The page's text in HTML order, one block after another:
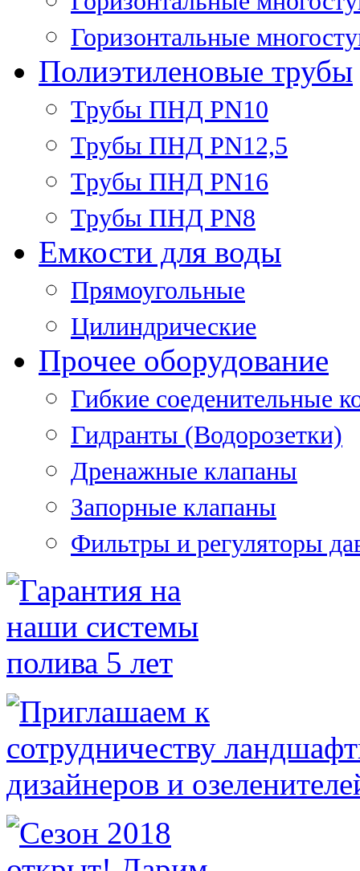
Горизонтальные
Полиэтиленовые трубы
Трубы ПНД PN10
Трубы ПНД PN12,5
Трубы ПНД PN16
Трубы ПНД PN8
Емкости для воды
Прямоугольные
Цилиндрические
Прочее оборудование
Гибкие соеденительные
Гидранты (Водорозетки)
Дренажные клапаны
Запорные клапаны
Фильтры и регуляторы